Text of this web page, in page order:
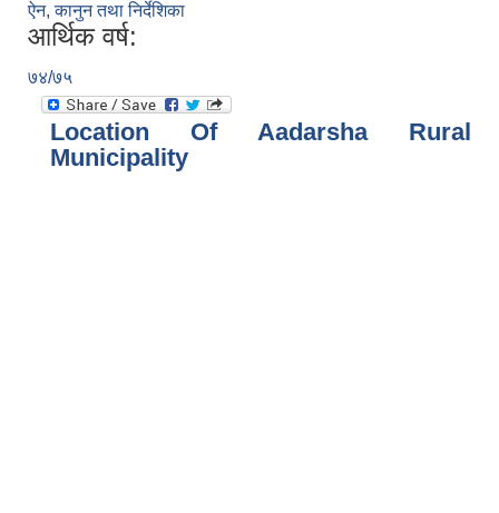
ऐन, कानुन तथा निर्देशिका
आर्थिक वर्ष:
७४/७५
Location Of Aadarsha Rural
Municipality